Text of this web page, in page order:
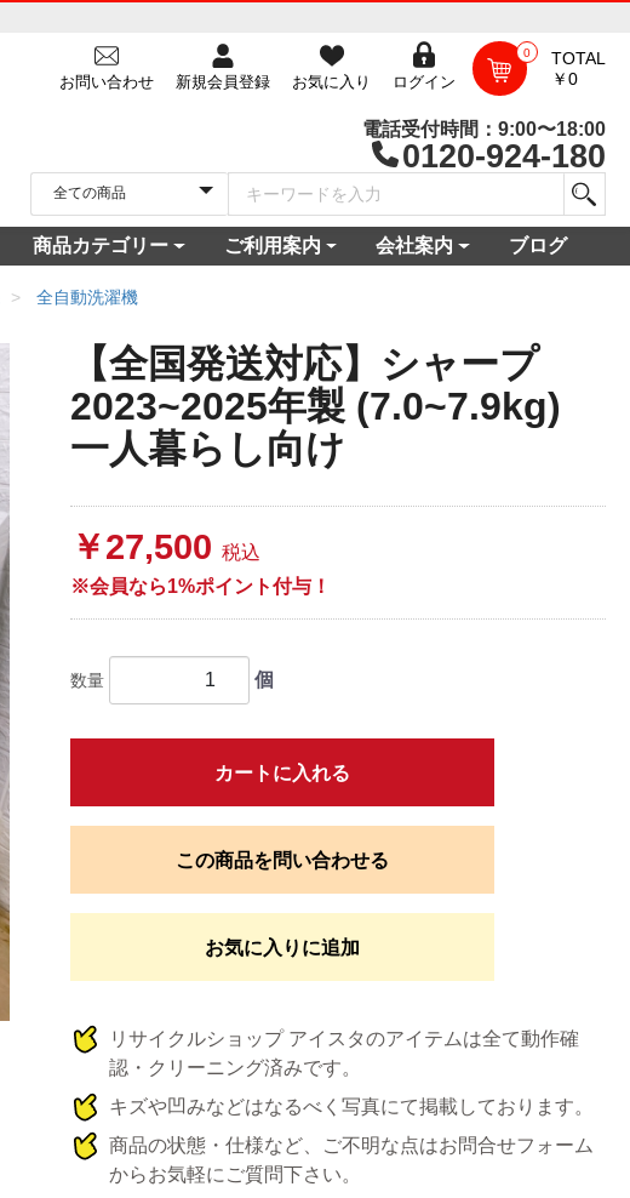
お問い合わせ 新規会員登録 お気に入り ログイン
0
TOTAL
￥0
電話受付時間：9:00〜18:00
0120-924-180
商品カテゴリー
家電一覧
冷蔵庫
中古家電セット 通販
洗濯機
テレビ
エアコン
季節・空調家電
食洗機・食器乾燥機
調理家電
生活家電
AV機器・カメラ
3年保証対象商品
売り尽くしセール
ご利用案内
会社案内
ブログ
全自動洗濯機
【全国発送対応】シャープ
2023~2025年製 (7.0~7.9kg)
一人暮らし向け
￥27,500 税込
※会員なら1%ポイント付与！
数量 個
カートに入れる
この商品を問い合わせる
お気に入りに追加
リサイクルショップ アイスタのアイテムは全て動作確
認・クリーニング済みです。
キズや凹みなどはなるべく写真にて掲載しております。
商品の状態・仕様など、ご不明な点はお問合せフォーム
からお気軽にご質問下さい。